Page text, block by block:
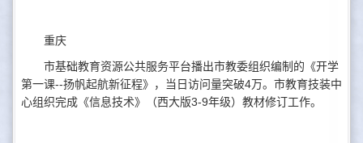
重庆
市基础教育资源公共服务平台播出市教委组织编制的《开学
第一课--扬帆起航新征程》，当日访问量突破4万。市教育技装中
心组织完成《信息技术》（西大版3-9年级）教材修订工作。